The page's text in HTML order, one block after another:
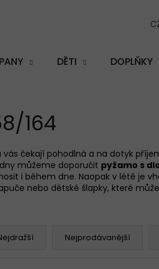
DĚTI DOPLŇKY
164
čekají pohodlná a na dotyk
můžeme doporučit pyžamo s
i během dne. Naopak v létě je
nebo dětské šlapky, které
Nejprodávanější